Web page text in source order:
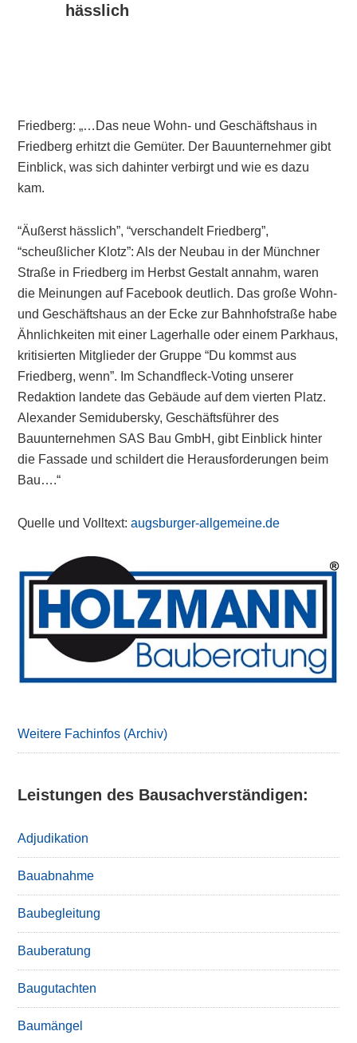
hässlich
Friedberg: „…Das neue Wohn- und Geschäftshaus in
Friedberg erhitzt die Gemüter. Der Bauunternehmer gibt
Einblick, was sich dahinter verbirgt und wie es dazu
kam.
“Äußerst hässlich”, “verschandelt Friedberg”,
“scheußlicher Klotz”: Als der Neubau in der Münchner
Straße in Friedberg im Herbst Gestalt annahm, waren
die Meinungen auf Facebook deutlich. Das große Wohn-
und Geschäftshaus an der Ecke zur Bahnhofstraße habe
Ähnlichkeiten mit einer Lagerhalle oder einem Parkhaus,
kritisierten Mitglieder der Gruppe “Du kommst aus
Friedberg, wenn”. Im Schandfleck-Voting unserer
Redaktion landete das Gebäude auf dem vierten Platz.
Alexander Semidubersky, Geschäftsführer des
Bauunternehmen SAS Bau GmbH, gibt Einblick hinter
die Fassade und schildert die Herausforderungen beim
Bau….“
Quelle und Volltext:augsburger-allgemeine.de
Primary
Sidebar
Weitere Fachinfos (Archiv)
Leistungen des Bausachverständigen:
Adjudikation
Bauabnahme
Baubegleitung
Bauberatung
Baugutachten
Baumängel